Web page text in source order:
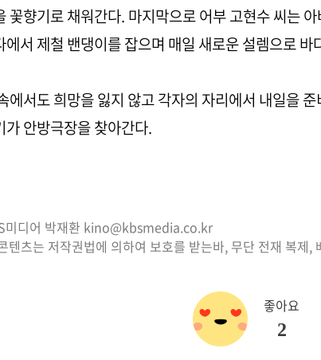
꽃향기로 채워간다. 마지막으로 어부 고현수 씨는
에서 제철 밴댕이를 잡으며 매일 새로운 설렘으로 바
에서도 희망을 잃지 않고 각자의 자리에서 내일을
가 안방극장을 찾아간다.
미디어 박재환 kino@kbsmedia.co.kr
텐츠는 저작권법에 의하여 보호를 받는바, 무단 전재 복제,
좋아요
2